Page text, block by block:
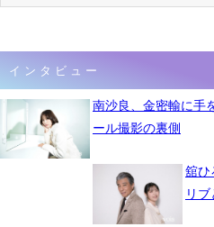
インタビュー
南沙良、金密輸に
ール撮影の裏側
舘ひ
リ